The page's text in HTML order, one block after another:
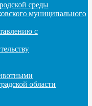
среды
муниципального
с
области